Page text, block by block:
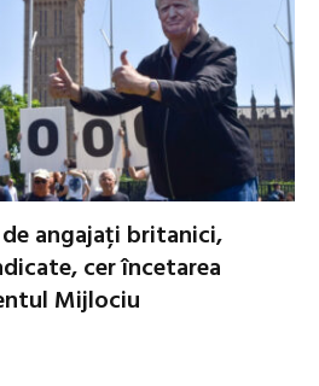
angajați britanici,
cer încetarea
Mijlociu